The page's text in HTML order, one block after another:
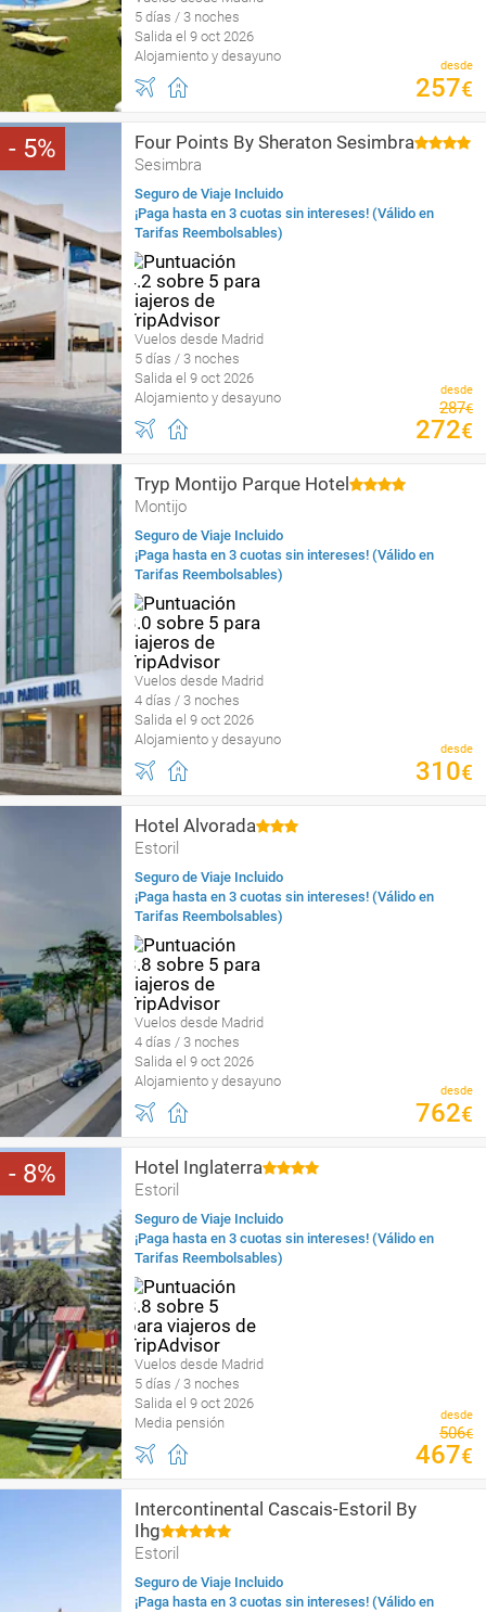
5 días / 3 noches
Salida el 9 oct 2026
Alojamiento y desayuno
desde
257€
5 Four Points By Sheraton Sesimbra
Sesimbra
Seguro de Viaje Incluido
¡Paga hasta en 3 cuotas sin intereses! (Válido en
Tarifas Reembolsables)
Vuelos desde Madrid
5 días / 3 noches
Salida el 9 oct 2026
Alojamiento y desayuno
desde
287€
272€
Tryp Montijo Parque Hotel
Montijo
Seguro de Viaje Incluido
¡Paga hasta en 3 cuotas sin intereses! (Válido en
Tarifas Reembolsables)
Vuelos desde Madrid
4 días / 3 noches
Salida el 9 oct 2026
Alojamiento y desayuno
desde
310€
Hotel Alvorada
Estoril
Seguro de Viaje Incluido
¡Paga hasta en 3 cuotas sin intereses! (Válido en
Tarifas Reembolsables)
Vuelos desde Madrid
4 días / 3 noches
Salida el 9 oct 2026
Alojamiento y desayuno
desde
762€
8 Hotel Inglaterra
Estoril
Seguro de Viaje Incluido
¡Paga hasta en 3 cuotas sin intereses! (Válido en
Tarifas Reembolsables)
Vuelos desde Madrid
5 días / 3 noches
Salida el 9 oct 2026
Media pensión
desde
506€
467€
Intercontinental Cascais-Estoril By
Ihg
Estoril
Seguro de Viaje Incluido
¡Paga hasta en 3 cuotas sin intereses! (Válido en